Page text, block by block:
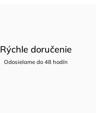
Rýchle doručenie
Odosielame do 48 hodín